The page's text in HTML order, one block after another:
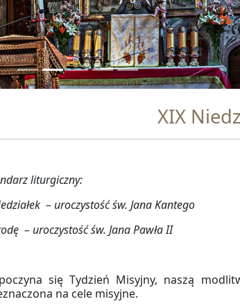
XIX
liturgiczny:
– uroczystość św. Jana Kantego
– uroczystość św. Jana Pawła II
się Tydzień Misyjny, naszą
na cele misyjne.